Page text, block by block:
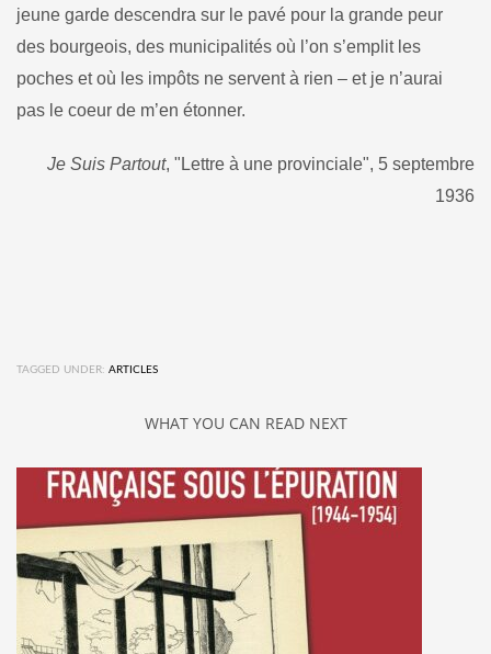
jeune garde des­cendra sur le pavé pour la grande peur
des bourgeois, des munici­palités où l’on s’emplit les
poches et où les impôts ne servent à rien – et je n’aurai
pas le coeur de m’en étonner.
Je Suis Partout, "Lettre à une provinciale", 5 septembre
1936
TAGGED UNDER: ARTICLES
WHAT YOU CAN READ NEXT